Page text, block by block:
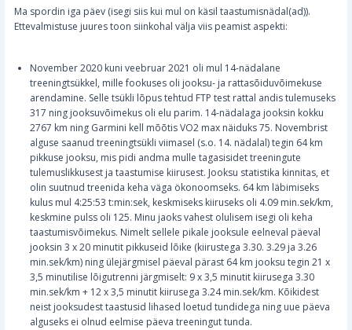
Ma spordin iga päev (isegi siis kui mul on käsil taastumisnädal(ad)).
Ettevalmistuse juures toon siinkohal välja viis peamist aspekti:
November 2020 kuni veebruar 2021 oli mul 14-nädalane
treeningtsükkel, mille fookuses oli jooksu- ja rattasõiduvõimekuse
arendamine. Selle tsükli lõpus tehtud FTP test rattal andis tulemuseks
317 ning jooksuvõimekus oli elu parim. 14-nädalaga jooksin kokku
2767 km ning Garmini kell mõõtis VO2 max näiduks 75. Novembrist
alguse saanud treeningtsükli viimasel (s.o. 14. nädalal) tegin 64 km
pikkuse jooksu, mis pidi andma mulle tagasisidet treeningute
tulemuslikkusest ja taastumise kiirusest. Jooksu statistika kinnitas, et
olin suutnud treenida keha väga ökonoomseks. 64 km läbimiseks
kulus mul 4:25:53 t:min:sek, keskmiseks kiiruseks oli 4.09 min.sek/km,
keskmine pulss oli 125. Minu jaoks vahest olulisem isegi oli keha
taastumisvõimekus. Nimelt sellele pikale jooksule eelneval päeval
jooksin 3 x 20 minutit pikkuseid lõike (kiirustega 3.30. 3.29 ja 3.26
min.sek/km) ning ülejärgmisel päeval pärast 64 km jooksu tegin 21 x
3,5 minutilise lõigutrenni järgmiselt: 9 x 3,5 minutit kiirusega 3.30
min.sek/km + 12 x 3,5 minutit kiirusega 3.24 min.sek/km. Kõikidest
neist jooksudest taastusid lihased loetud tundidega ning uue päeva
alguseks ei olnud eelmise päeva treeningut tunda.